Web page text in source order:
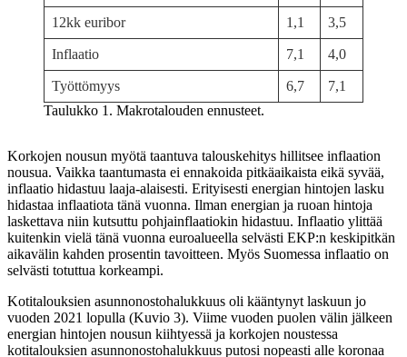
12kk euribor 1,1 3,5
Inflaatio 7,1 4,0
Työttömyys 6,7
7,1
Taulukko 1. Makrotalouden ennusteet.
Korkojen nousun myötä taantuva talouskehitys hillitsee inflaation
nousua. Vaikka taantumasta ei ennakoida pitkäaikaista eikä syvää,
inflaatio hidastuu laaja-alaisesti. Erityisesti energian hintojen lasku
hidastaa inflaatiota tänä vuonna. Ilman energian ja ruoan hintoja
laskettava niin kutsuttu pohjainflaatiokin hidastuu. Inflaatio ylittää
kuitenkin vielä tänä vuonna euroalueella selvästi EKP:n keskipitkän
aikavälin kahden prosentin tavoitteen. Myös Suomessa inflaatio on
selvästi totuttua korkeampi.
Kotitalouksien asunnonostohalukkuus oli kääntynyt laskuun jo
vuoden 2021 lopulla (Kuvio 3). Viime vuoden puolen välin jälkeen
energian hintojen nousun kiihtyessä ja korkojen noustessa
kotitalouksien asunnonostohalukkuus putosi nopeasti alle koronaa